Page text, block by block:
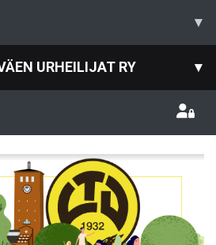
▾
URHEILIJAT RY ▾